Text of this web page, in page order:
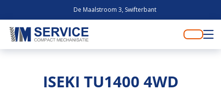
De Maalstroom 3, Swifterbant
ISEKI TU1400 4WD